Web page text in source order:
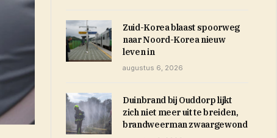
Zuid-Korea blaast spoorweg
naar Noord-Korea nieuw
leven in
augustus 6, 2026
Duinbrand bij Ouddorp lijkt
zich niet meer uit te breiden,
brandweerman zwaargewond